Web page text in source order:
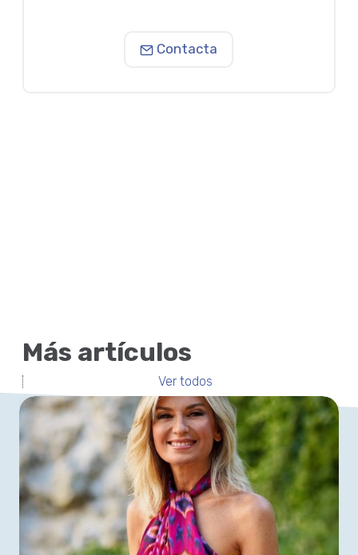
Contacta
Más artículos
Ver todos